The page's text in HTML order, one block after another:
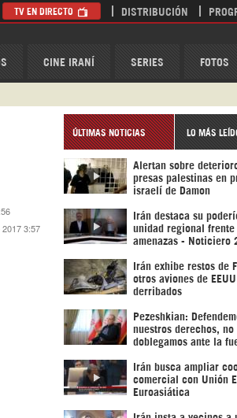
CINE IRANÍ SERIES FOTOS
TV EN DIRECTO DISTRIBUCIÓN
3:57
ÚLTIMAS NOTICIAS LO MÁS
Alertan sobre
presas palestinas en
israelí de Damon
Irán destaca su
unidad regional frente
amenazas - Noticiero
Irán exhibe restos de
otros aviones de
derribados
Pezeshkian:
nuestros derechos, no
doblegamos ante la
Irán busca ampliar
comercial con Unión
Euroasiática
Irán insta a vecinos a